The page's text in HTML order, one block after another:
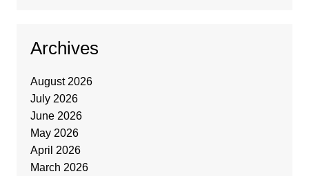
Archives
August 2026
July 2026
June 2026
May 2026
April 2026
March 2026